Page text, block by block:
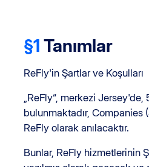
§1 Tanımlar
ReFly'in Şartlar ve Koşulları
„ReFly“, merkezi
bulunmaktadır, Companies
ReFly olarak anılacaktır.
Bunlar, ReFly hizmetlerinin